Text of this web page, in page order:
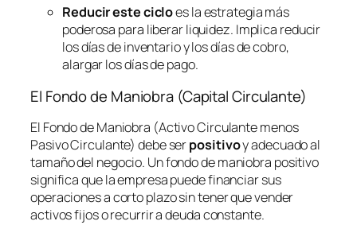
Reducir este cicloes la estrategia más
poderosa para liberar liquidez. Implica reducir
los días de inventario y los días de cobro,
alargar los días de pago.
El Fondo de Maniobra (Capital Circulante)
El Fondo de Maniobra (Activo Circulante menos
Pasivo Circulante) debe serpositivoy adecuado al
tamaño del negocio. Un fondo de maniobra positivo
significa que la empresa puede financiar sus
operaciones a corto plazo sin tener que vender
activos fijos o recurrir a deuda constante.